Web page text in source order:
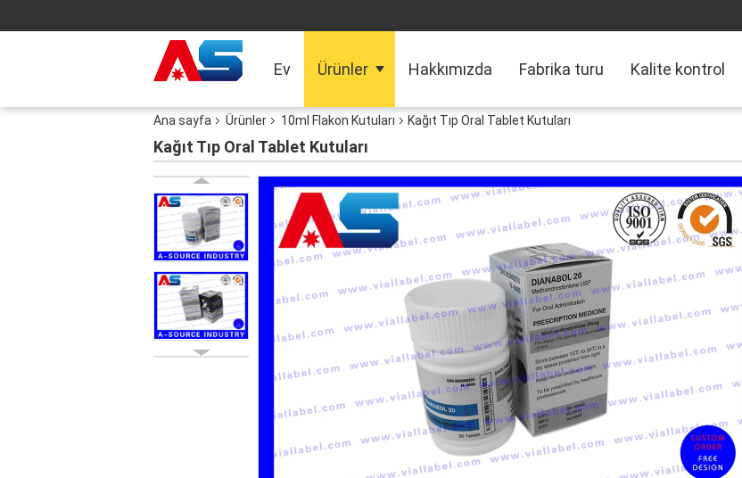
Ev Ürünler Hakkımızda Fabrika turu Kalite kontrol
Ana sayfa Ürünler 10ml Flakon Kutuları Kağıt Tıp Oral Tablet Kutuları
Kağıt Tıp Oral Tablet Kutuları